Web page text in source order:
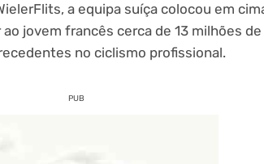
a equipa suíça colocou em
jovem francês cerca de 13 milhões
no ciclismo profissional.
PUB